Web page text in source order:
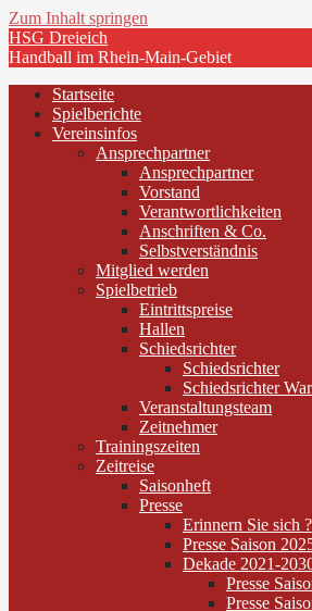
Zum Inhalt springen
HSG Dreieich
Handball im Rhein-Main-Gebiet
Startseite
Spielberichte
Vereinsinfos
Ansprechpartner
Ansprechpartner
Vorstand
Verantwortlichkeiten
Anschriften & Co.
Selbstverständnis
Mitglied werden
Spielbetrieb
Eintrittspreise
Hallen
Schiedsrichter
Schiedsrichter
Schiedsrichter
Veranstaltungsteam
Zeitnehmer
Trainingszeiten
Zeitreise
Saisonheft
Presse
Erinnern Sie sich ?
Presse Saison
Dekade 2021-
Presse
Presse